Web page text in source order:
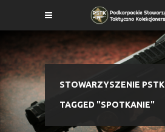
STOWARZYSZENIE PSTK
TAGGED "SPOTKANIE"